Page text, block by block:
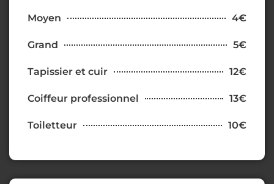
Moyen 4€
Grand 5€
Tapissier et cuir 12€
Coiffeur professionnel 13€
Toiletteur 10€